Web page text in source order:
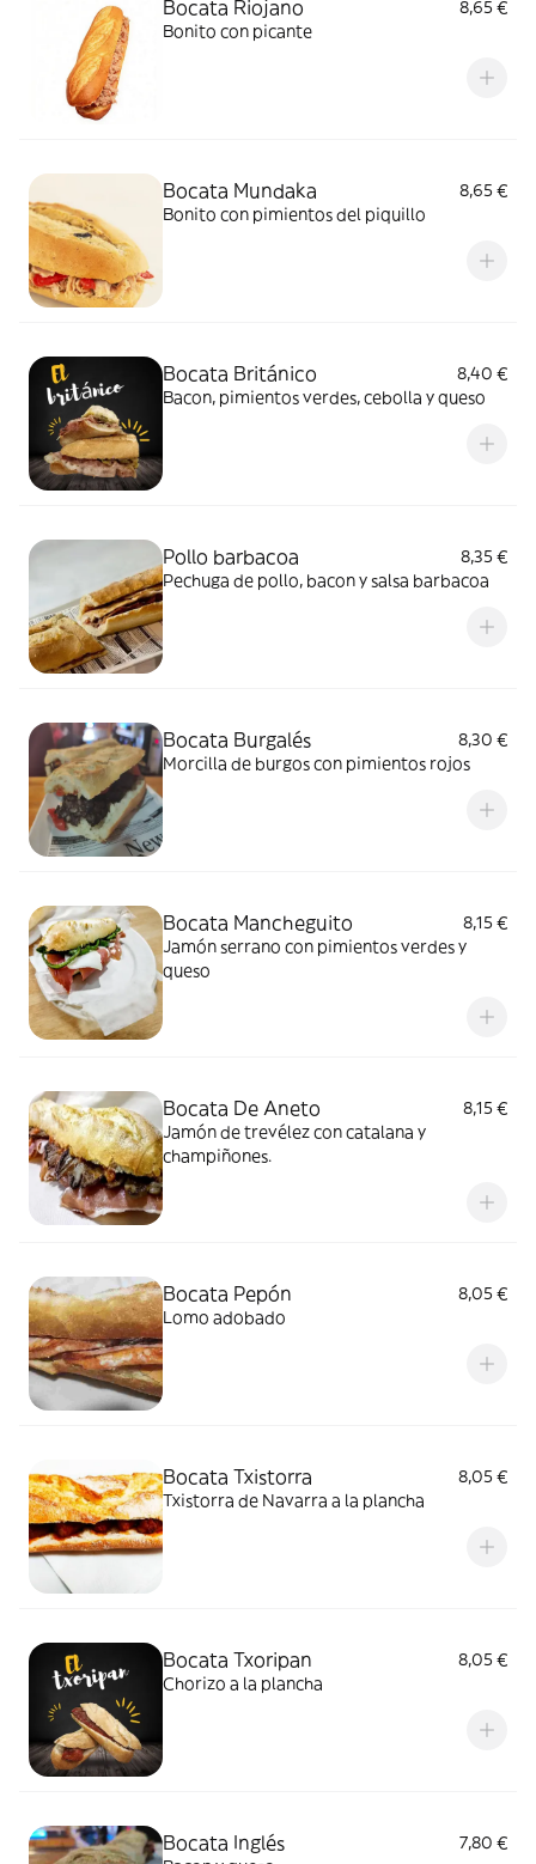
Bocata Riojano
8,65 €
Bonito con picante
Bocata Mundaka
8,65 €
Bonito con pimientos del piquillo
Bocata Británico
8,40 €
Bacon, pimientos verdes, cebolla y queso
Pollo barbacoa
8,35 €
Pechuga de pollo, bacon y salsa barbacoa
Bocata Burgalés
8,30 €
Morcilla de burgos con pimientos rojos
Bocata Mancheguito
8,15 €
Jamón serrano con pimientos verdes y
queso
Bocata De Aneto
8,15 €
Jamón de trevélez con catalana y
champiñones.
Bocata Pepón
8,05 €
Lomo adobado
Bocata Txistorra
8,05 €
Txistorra de Navarra a la plancha
Bocata Txoripan
8,05 €
Chorizo a la plancha
Bocata Inglés
7,80 €